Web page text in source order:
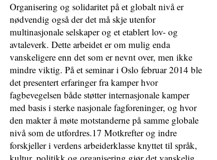
Organisering og solidaritet på et globalt nivå er
nødvendig også der det må skje utenfor
multinasjonale selskaper og et etablert lov- og
avtaleverk. Dette arbeidet er om mulig enda
vanskeligere enn det som er nevnt over, men ikke
mindre viktig. På et seminar i Oslo februar 2014 ble
det presentert erfaringer fra kamper hvor
fagbevegelsen både støtter internasjonale kamper
med basis i sterke nasjonale fagforeninger, og hvor
den makter å møte motstanderne på samme globale
nivå som de utfordres.17 Motkrefter og indre
forskjeller i verdens arbeiderklasse knyttet til språk,